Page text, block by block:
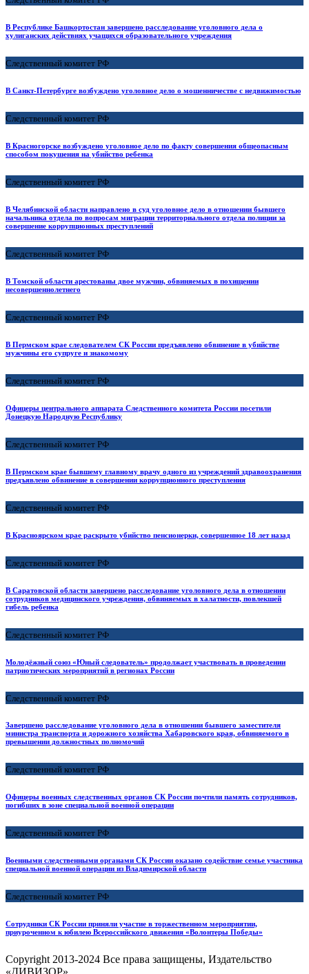
В Республике Башкортостан завершено расследование уголовного дела о
хулиганских действиях учащихся образовательного учреждения
Следственный комитет РФ
В Санкт-Петербурге возбуждено уголовное дело о мошенничестве с недвижимостью
Следственный комитет РФ
В Красногорске возбуждено уголовное дело по факту совершения общеопасным
способом покушения на убийство ребенка
Следственный комитет РФ
В Челябинской области направлено в суд уголовное дело в отношении бывшего
начальника отдела по вопросам миграции территориального отдела полиции за
совершение коррупционных преступлений
Следственный комитет РФ
В Томской области арестованы двое мужчин, обвиняемых в похищении
несовершеннолетнего
Следственный комитет РФ
В Пермском крае следователем СК России предъявлено обвинение в убийстве
мужчины его супруге и знакомому
Следственный комитет РФ
Офицеры центрального аппарата Следственного комитета России посетили
Донецкую Народную Республику
Следственный комитет РФ
В Пермском крае бывшему главному врачу одного из учреждений здравоохранения
предъявлено обвинение в совершении коррупционного преступления
Следственный комитет РФ
В Красноярском крае раскрыто убийство пенсионерки, совершенное 18 лет назад
Следственный комитет РФ
В Саратовской области завершено расследование уголовного дела в отношении
сотрудников медицинского учреждения, обвиняемых в халатности, повлекшей
гибель ребенка
Следственный комитет РФ
Молодёжный союз «Юный следователь» продолжает участвовать в проведении
патриотических мероприятий в регионах России
Следственный комитет РФ
Завершено расследование уголовного дела в отношении бывшего заместителя
министра транспорта и дорожного хозяйства Хабаровского края, обвиняемого в
превышении должностных полномочий
Следственный комитет РФ
Офицеры военных следственных органов СК России почтили память сотрудников,
погибших в зоне специальной военной операции
Следственный комитет РФ
Военными следственными органами СК России оказано содействие семье участника
специальной военной операции из Владимирской области
Следственный комитет РФ
Сотрудники СК России приняли участие в торжественном мероприятии,
приуроченном к юбилею Всероссийского движения «Волонтеры Победы»
Copyright 2013-2024 Все права защищены, Издательство